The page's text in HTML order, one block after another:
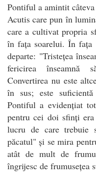
Pontiful a amintit
Acutis care pun în
care a cultivat propria
în fața soarelui. În
departe: "Tristețea
fericirea înseamnă
Convertirea nu este
în sus; este
Pontiful a evidențiat
pentru cei doi sfinți era
lucru de care trebuie
păcatul" și se mira
atât de mult de
îngrijesc de frumusețea